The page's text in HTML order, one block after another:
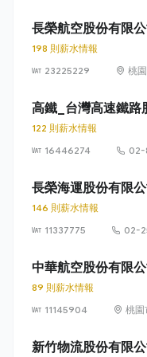
長榮航空股份有限公
198 則薪水情報
23225229
桃
高鐵_台灣高速鐵路
122 則薪水情報
16446274
02-
長榮海運股份有限公
146 則薪水情報
11337775
02-
中華航空股份有限公
89 則薪水情報
11145904
桃園
新竹物流股份有限公